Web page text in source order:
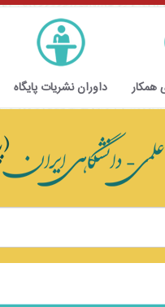
همکار داوران نشریات پایگاه